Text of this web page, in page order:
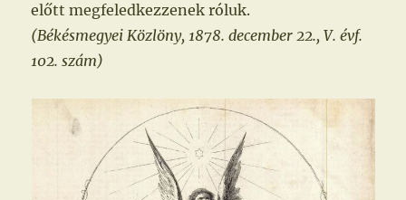
előtt megfeledkezzenek róluk.
(Békésmegyei Közlöny, 1878. december 22., V. évf.
102. szám)